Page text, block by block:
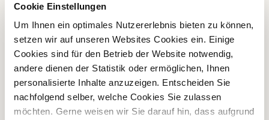
Cookie Einstellungen
Um Ihnen ein optimales Nutzererlebnis bieten zu können,
setzen wir auf unseren Websites Cookies ein. Einige
Cookies sind für den Betrieb der Website notwendig,
andere dienen der Statistik oder ermöglichen, Ihnen
personalisierte Inhalte anzuzeigen. Entscheiden Sie
nachfolgend selber, welche Cookies Sie zulassen
möchten. Gerne weisen wir Sie darauf hin, dass aufgrund
für Tatar und Steaks, aber auch für Schmorgerichte
(Sauerbraten, Ragout, Gulasch). In der Charcuterie wird
das Schulterfilet für Brüh- und Rohwürste verwendet;
ebenso aber auch für Hobelfleisch.
BRATEN